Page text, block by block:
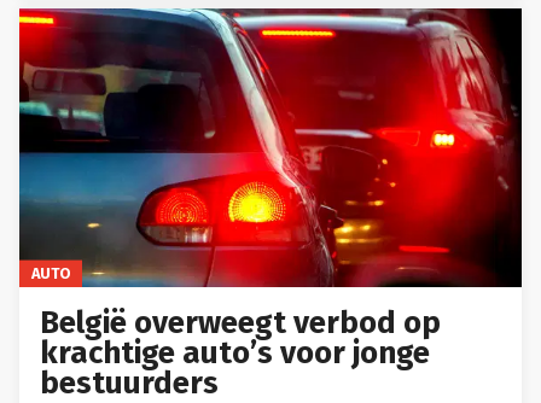
AUTO
België overweegt verbod op
krachtige auto’s voor jonge
bestuurders